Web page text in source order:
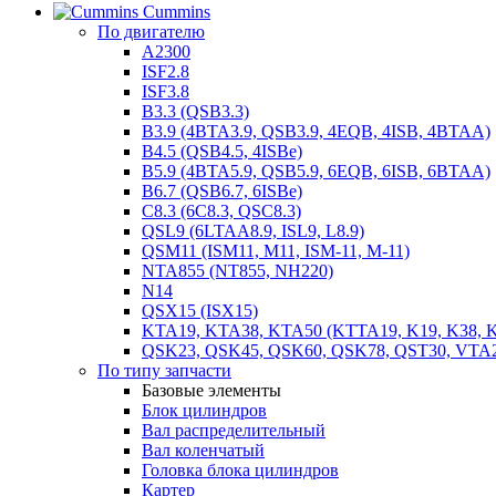
Cummins
По двигателю
A2300
ISF2.8
ISF3.8
B3.3 (QSB3.3)
B3.9 (4BTA3.9, QSB3.9, 4EQB, 4ISB, 4BTAA)
B4.5 (QSB4.5, 4ISBe)
B5.9 (4BTA5.9, QSB5.9, 6EQB, 6ISB, 6BTAA)
B6.7 (QSB6.7, 6ISBe)
C8.3 (6C8.3, QSC8.3)
QSL9 (6LTAA8.9, ISL9, L8.9)
QSM11 (ISM11, M11, ISM-11, M-11)
NTA855 (NT855, NH220)
N14
QSX15 (ISX15)
KTA19, KTA38, KTA50 (KTTA19, K19, K38,
QSK23, QSK45, QSK60, QSK78, QST30,
По типу запчасти
Базовые элементы
Блок цилиндров
Вал распределительный
Вал коленчатый
Головка блока цилиндров
Картер